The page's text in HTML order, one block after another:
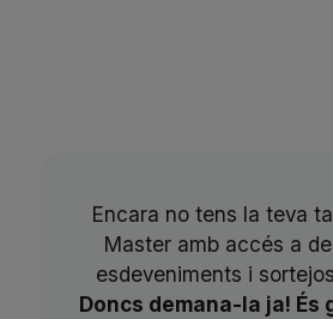
Encara no tens la teva
Master amb accés a
esdeveniments i
Doncs demana-la ja! És